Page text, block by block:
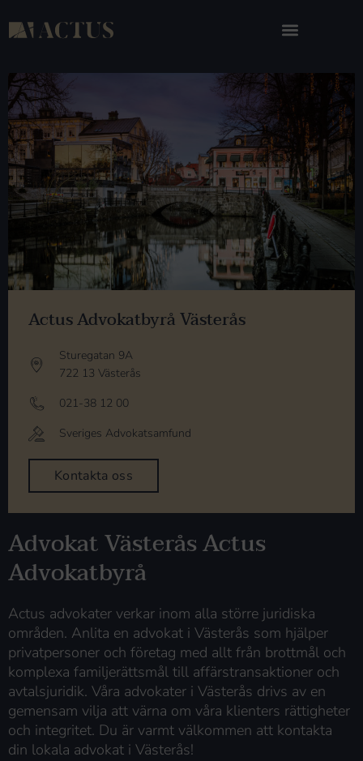
Actus Advokatbyrå Västerås
Sturegatan 9A
722 13 Västerås
021-38 12 00
Sveriges Advokatsamfund
Kontakta oss
Advokat Västerås Actus
Advokatbyrå
Actus advokater verkar inom alla större juridiska
områden. Anlita en advokat i Västerås som hjälper
privatpersoner och företag med allt från brottmål och
komplexa familjerättsmål till affärstransaktioner och
avtalsjuridik. Våra advokater i Västerås drivs av en
gemensam vilja att värna om våra klienters rättigheter
och integritet. Du är varmt välkommen att kontakta
din lokala advokat i Västerås!